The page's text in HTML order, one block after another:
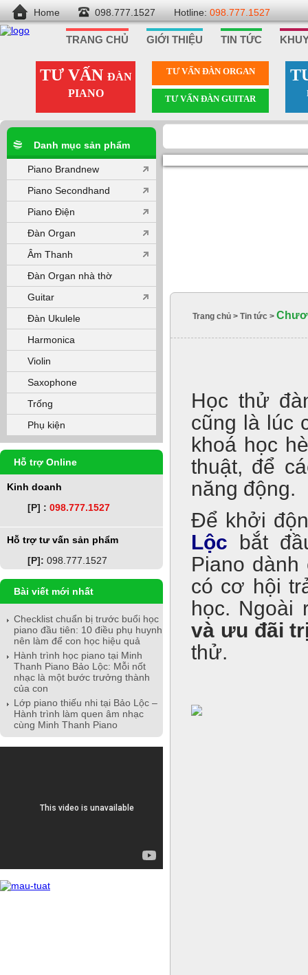
Home 098.777.1527 Hotline: 098.777.1527
TRANG CHỦ GIỚI THIỆU TIN TỨC
TƯ VẤN ĐÀN
PIANO
TƯ VẤN ÐÀN ORGAN
TƯ VẤN ÐÀN GUITAR
Danh mục sản phẩm
Piano Brandnew
Piano Secondhand
Piano Điện
Đàn Organ
Âm Thanh
Đàn Organ nhà thờ
Guitar
Đàn Ukulele
Harmonica
Violin
Saxophone
Trống
Phụ kiện
Hỗ trợ Online
Kinh doanh
[P] : 098.777.1527
Hỗ trợ tư vấn sản phẩm
[P]: 098.777.1527
Bài viết mới nhất
Checklist chuẩn bị trước buổi học
piano đầu tiên: 10 điều phụ huynh
nên làm để con học hiệu quả
Hành trình học piano tại Minh
Thanh Piano Bảo Lộc: Mỗi nốt
nhạc là một bước trưởng thành
của con
Lớp piano thiếu nhi tại Bảo Lộc –
Hành trình làm quen âm nhạc
cùng Minh Thanh Piano
Trang chủ > Tin tức >
Học thử
cũng là lúc
khoá học
thuật, để
năng động.
Để khởi
Lộc bắt
Piano
có cơ hội
học. Ngoài
và ưu đãi
thử.